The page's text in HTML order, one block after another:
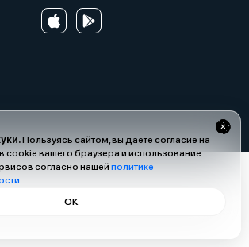
Пользуясь сайтом, вы даёте согласие на
cookie вашего браузера и использование
согласно нашей политике
.
ОК